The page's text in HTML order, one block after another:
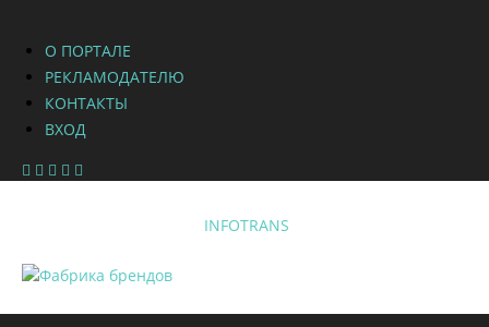
О ПОРТАЛЕ
РЕКЛАМОДАТЕЛЮ
КОНТАКТЫ
ВХОД
INFOTRANS